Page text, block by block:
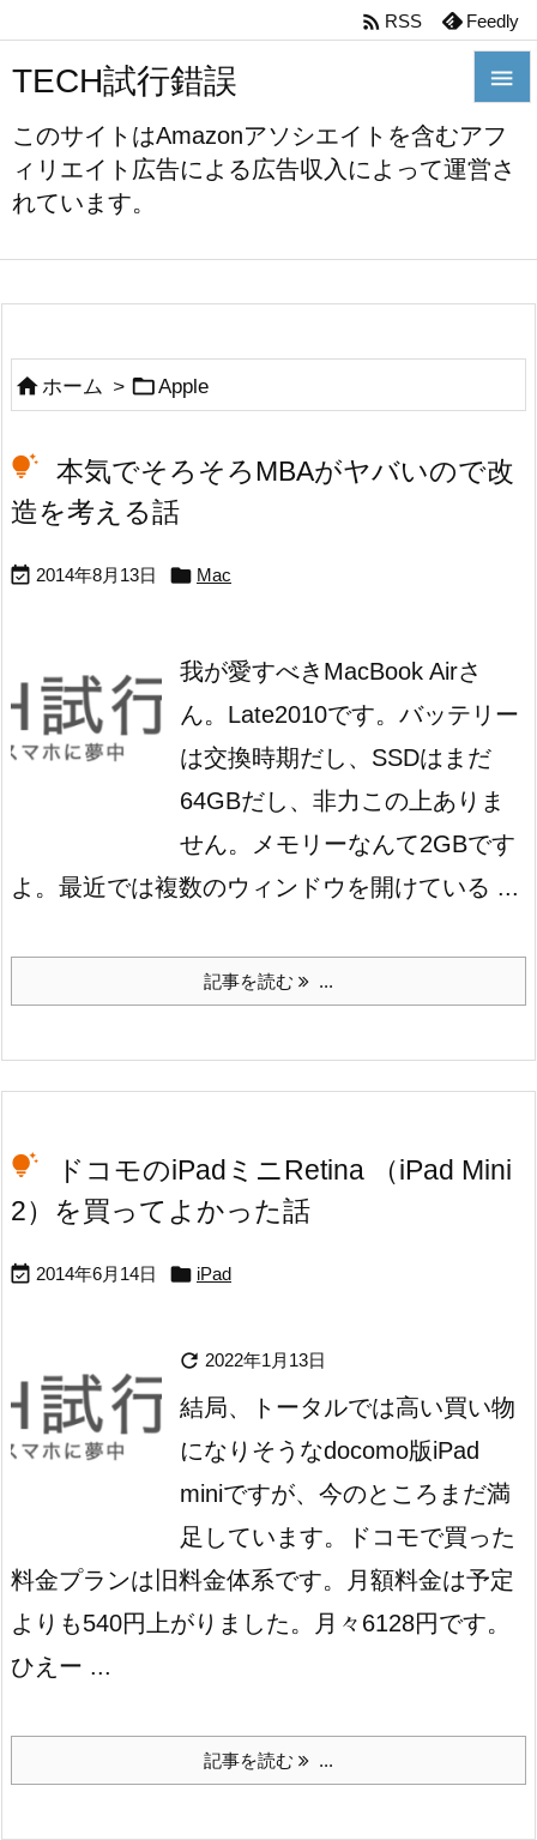
TECH試行錯誤
このサイトはAmazonアソシエイトを含むアフ
ィリエイト広告による広告収入によって運営さ
れています。


メニ
次へ
 RSS Feedly
 ホーム > Apple
本気でそろそろMBAがヤバいので改
造を考える話
 2014年8月13日  Mac
我が愛すべきMacBook Airさ
ん。Late2010です。 バッテリー
は交換時期だし、SSDはまだ
64GBだし、非力この上ありま
せん。
メモリーなんて2GBです
よ。 最近では複数のウィンドウを開けている ...
記事を読む ...
ドコモのiPadミニRetina （iPad Mini
2）を買ってよかった話
 2014年6月14日  iPad
 2022年1月13日
結局、トータルでは高い買い物
になりそうなdocomo版iPad
miniですが、今のところまだ満
足しています。
ドコモで買った
料金プランは旧料金体系です。月額料金は予定
よりも540円上がりました。月々6128円です。
ひえー ...
記事を読む ...